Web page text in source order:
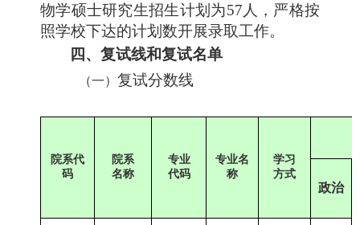
物学硕士研究生招生计划为57人，严格按
照学校下达的计划数开展录取工作。
四、复试线和复试名单
（一） 复试分数线
院系代
码
院系
名称
专业
代码
专业名
称
学习
方式
政治